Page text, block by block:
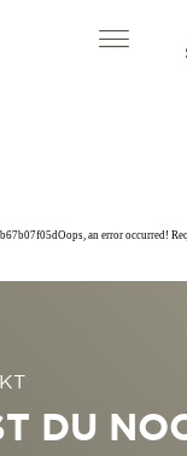
an error occurred!
DU